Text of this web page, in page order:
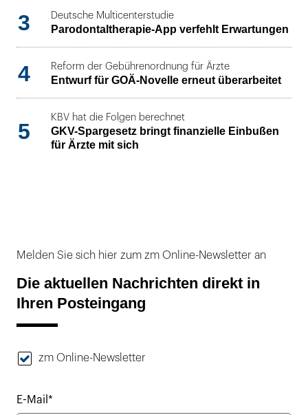
3 Deutsche Multicenterstudie
Parodontaltherapie-App verfehlt Erwartungen
4 Reform der Gebührenordnung für Ärzte
Entwurf für GOÄ-Novelle erneut überarbeitet
5
KBV hat die Folgen berechnet
GKV-Spargesetz bringt finanzielle Einbußen
für Ärzte mit sich
Melden Sie sich hier zum zm Online-Newsletter an
Die aktuellen Nachrichten direkt in
Ihren Posteingang
zm Online-Newsletter
E-Mail*